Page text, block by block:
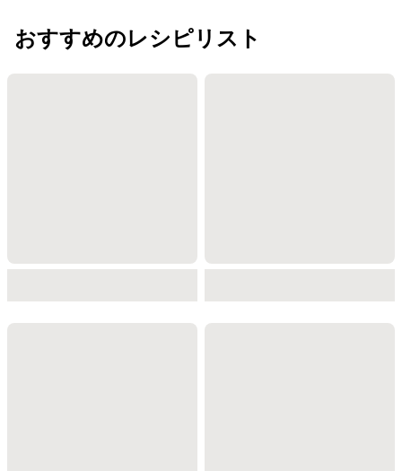
おすすめのレシピリスト